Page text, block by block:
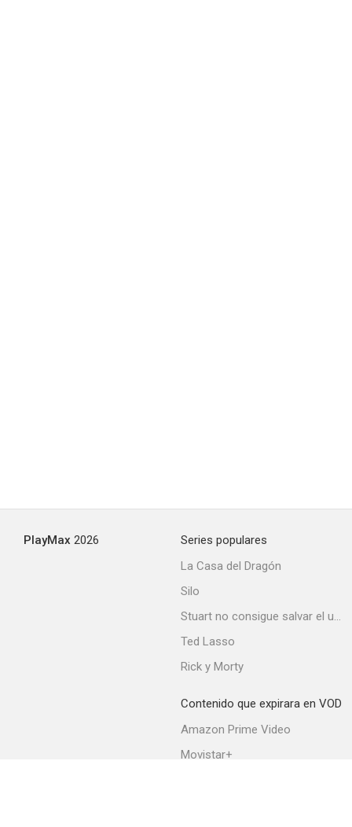
PlayMax 2026
Series populares
La Casa del Dragón
Silo
Stuart no consigue salvar el universo
Ted Lasso
Rick y Morty
Contenido que expirara en VOD
Amazon Prime Video
Movistar+